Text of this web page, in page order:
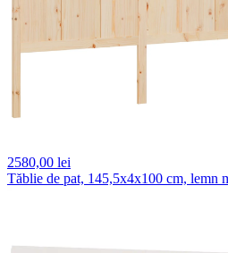
2580,00 lei
Tăblie de pat, 145,5x4x100 cm, lemn